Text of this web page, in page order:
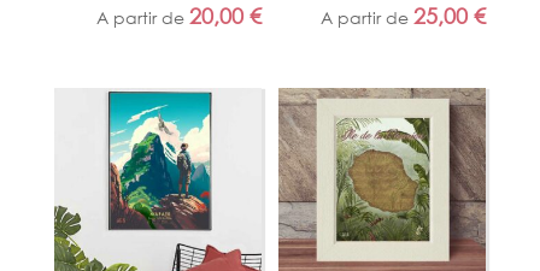
A partir de 20,00 € A partir de25,00€